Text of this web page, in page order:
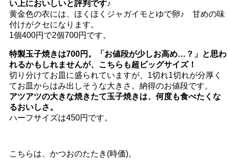
い上においしいと評判です♪
黄金色の衣には、ほくほくジャガイモとゆで卵♪ 甘めの味
付けがクセになります。
1個400円で2個700円です。
特製玉子焼きは700円。「お値段が少しお高め…？」と思わ
れるかもしれませんが、こちらも超ビッグサイズ！
切り分けてお皿に盛られていますが、1切れ1切れが分厚く
てお皿からはみ出しそうな大きさ。納得のお値段です。
アツアツの大きな焼きたて玉子焼きは、何度も食べたくな
るおいしさ。
ハーフサイズは450円です。
こちらは、かつおのたたき(時価)。